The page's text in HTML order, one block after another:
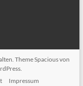
ThemeSpaciousvon
Impressum